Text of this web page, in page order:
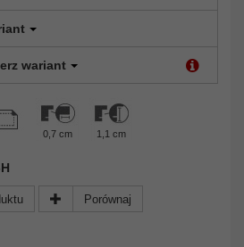
wariant
0,7 cm 1,1 cm
Porównaj